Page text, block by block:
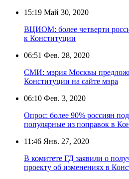
15:19 Май 30, 2020
ВЦИОМ: более четверти
к Конституции
06:51 Фев. 28, 2020
СМИ: мэрия Москвы
Конституции на сайте мэра
06:10 Фев. 3, 2020
Опрос: более 90% россиян
популярные из поправок в
11:46 Янв. 27, 2020
В комитете ГД заявили о
проекту об изменениях в